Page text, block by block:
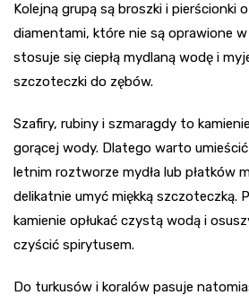
Kolejną grupą są broszki i pierścionki
diamentami, które nie są oprawione w
stosuje się ciepłą mydlaną wodę i
szczoteczki do zębów.
Szafiry, rubiny i szmaragdy to
gorącej wody. Dlatego warto
letnim roztworze mydła lub płatków
delikatnie umyć miękką szczoteczką.
kamienie opłukać czystą wodą i
czyścić spirytusem.
Do turkusów i koralów pasuje